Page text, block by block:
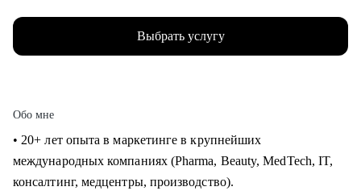
Выбрать услугу
Обо мне
• 20+ лет опыта в маркетинге в крупнейших
международных компаниях (Pharma, Beauty, MedTech, IT,
консалтинг, медцентры, производство).